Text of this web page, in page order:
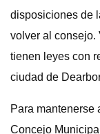
disposiciones de
volver al consejo.
tienen leyes con
ciudad de
Para mantenerse
Concejo